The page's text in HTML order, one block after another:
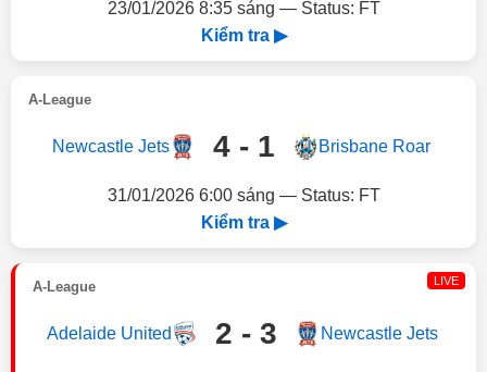
23/01/2026 8:35 sáng — Status: FT
Kiểm tra ▶
A-League
Newcastle Jets 4 - 1 Brisbane Roar
31/01/2026 6:00 sáng — Status: FT
Kiểm tra ▶
A-League LIVE
Adelaide United 2 - 3 Newcastle Jets